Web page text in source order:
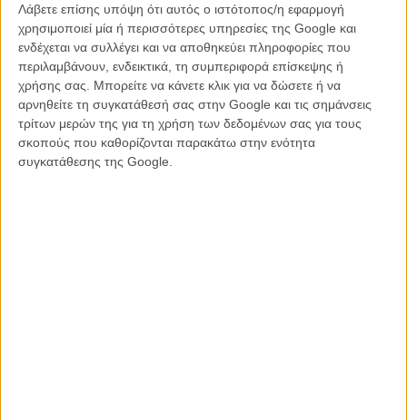
Λάβετε επίσης υπόψη ότι αυτός ο ιστότοπος/η εφαρμογή
χρησιμοποιεί μία ή περισσότερες υπηρεσίες της Google και
ενδέχεται να συλλέγει και να αποθηκεύει πληροφορίες που
περιλαμβάνουν, ενδεικτικά, τη συμπεριφορά επίσκεψης ή
χρήσης σας. Μπορείτε να κάνετε κλικ για να δώσετε ή να
αρνηθείτε τη συγκατάθεσή σας στην Google και τις σημάνσεις
τρίτων μερών της για τη χρήση των δεδομένων σας για τους
σκοπούς που καθορίζονται παρακάτω στην ενότητα
συγκατάθεσης της Google.
Το σκηνοθετικό ντεμπούτο του Τσάρλι Πόλιντζερ ήταν